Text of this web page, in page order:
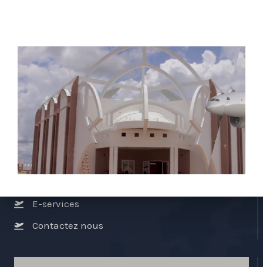
Liens utiles
À propos de nous
Stratégie
Activités
E-services
Contactez nous